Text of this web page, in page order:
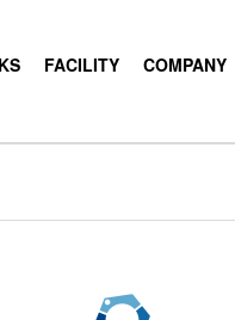
新井製作
FACILITY COMPANY